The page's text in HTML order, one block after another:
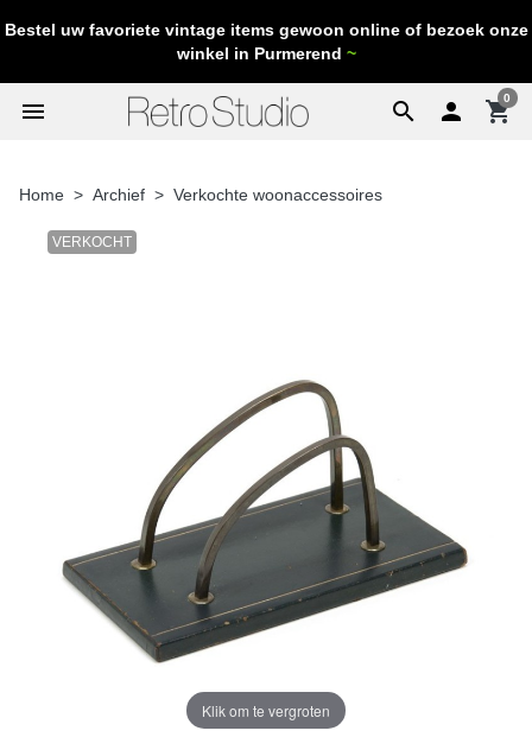
Bestel uw favoriete vintage items gewoon online of bezoek onze
winkel in Purmerend ~
search
menu  shopping_cart
0
Home Archief Verkochte woonaccessoires
VERKOCHT
Klik om te vergroten